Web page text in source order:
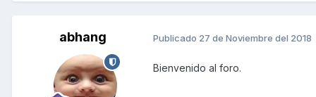
abhang Publicado 27 de Noviembre del 2018
Bienvenido al foro.